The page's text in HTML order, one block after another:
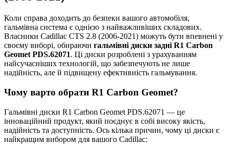
Коли справа доходить до безпеки вашого автомобіля,
гальмівна система є однією з найважливіших складових.
Власники Cadillac CTS 2.8 (2006-2021) можуть бути впевнені у
своєму виборі, обираючи гальмівні диски задні R1 Carbon
Geomet PDS.62071. Ці диски розроблені з урахуванням
найсучасніших технологій, що забезпечують не лише
надійність, але й підвищену ефективність гальмування.
Чому варто обрати R1 Carbon Geomet?
Гальмівні диски R1 Carbon Geomet PDS.62071 — це
інноваційний продукт, який поєднує в собі високу якість,
надійність та доступність. Ось кілька причин, чому ці диски є
найкращим вибором для вашого Cadillac: